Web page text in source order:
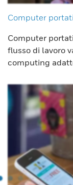
Computer
Computer
flusso di lavoro
computing